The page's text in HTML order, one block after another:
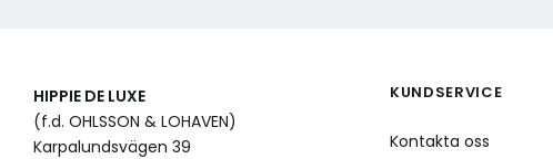
HIPPIE DE LUXE
(f.d. OHLSSON & LOHAVEN)
Karpalundsvägen 39
KUNDSERVICE
Kontakta oss